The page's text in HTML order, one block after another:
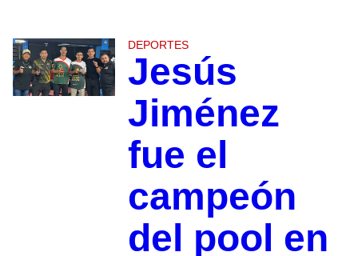
DEPORTES
Jesús
Jiménez
fue el
campeón
del pool en